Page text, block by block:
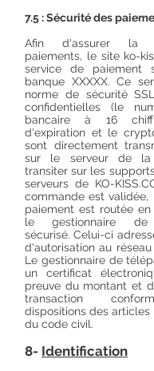
7.5 : Sécurité des
Afin d'assurer la
paiements, le site ko-
service de paiement
banque XXXXX. Ce
norme de sécurité
confidentielles (le
bancaire à 16
d'expiration et le
sont directement
sur le serveur de la
transiter sur les
serveurs de KO-
commande est
paiement est routée
le gestionnaire de
sécurisé. Celui-ci
d'autorisation au
Le gestionnaire de
un certificat
preuve du montant et
transaction
dispositions des articles
du code civil.
8- Identification